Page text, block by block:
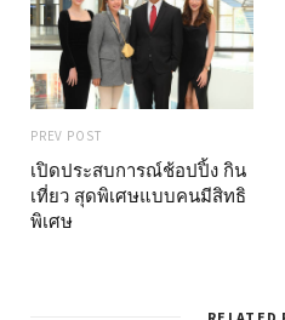
PREV POST
เปิดประสบการณ์ช้อปปิ้ง กิน
เที่ยว สุดพิเศษแบบคนมีสิทธิ
พิเศษ